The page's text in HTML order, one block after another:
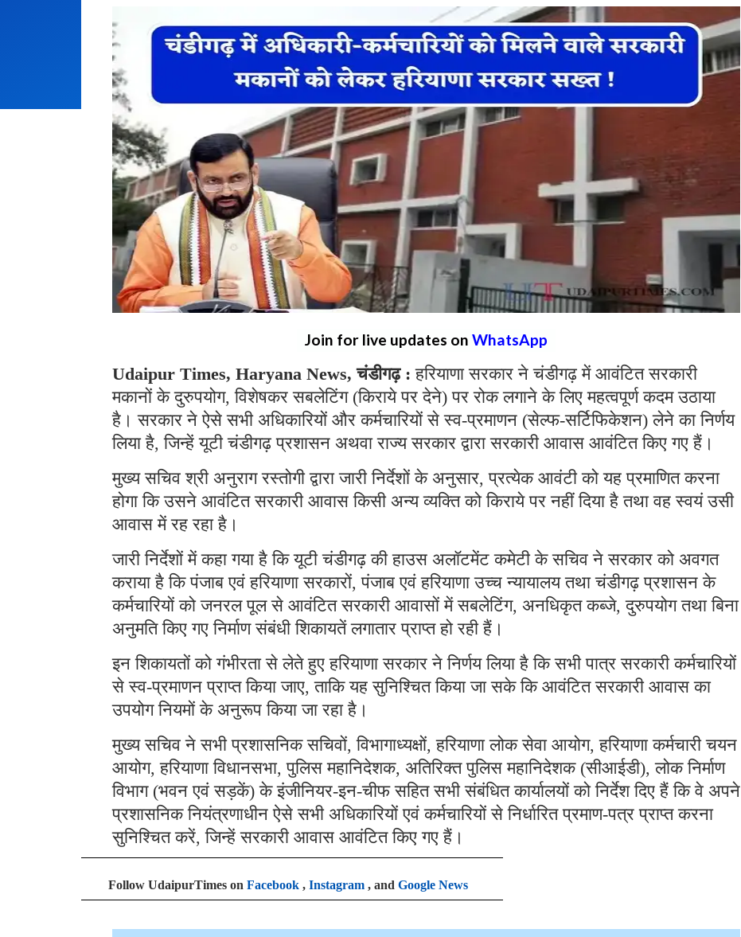
Join for live updates on WhatsApp
Udaipur Times, Haryana News, चंडीगढ़ :हरियाणा सरकार ने चंडीगढ़ में आवंटित सरकारी
मकानों के दुरुपयोग, विशेषकर सबलेटिंग (किराये पर देने) पर रोक लगाने के लिए महत्वपूर्ण कदम उठाया
है। सरकार ने ऐसे सभी अधिकारियों और कर्मचारियों से स्व-प्रमाणन (सेल्फ-सर्टिफिकेशन) लेने का निर्णय
लिया है, जिन्हें यूटी चंडीगढ़ प्रशासन अथवा राज्य सरकार द्वारा सरकारी आवास आवंटित किए गए हैं।
मुख्य सचिव श्री अनुराग रस्तोगी द्वारा जारी निर्देशों के अनुसार, प्रत्येक आवंटी को यह प्रमाणित करना
होगा कि उसने आवंटित सरकारी आवास किसी अन्य व्यक्ति को किराये पर नहीं दिया है तथा वह स्वयं उसी
आवास में रह रहा है।
जारी निर्देशों में कहा गया है कि यूटी चंडीगढ़ की हाउस अलॉटमेंट कमेटी के सचिव ने सरकार को अवगत
कराया है कि पंजाब एवं हरियाणा सरकारों, पंजाब एवं हरियाणा उच्च न्यायालय तथा चंडीगढ़ प्रशासन के
कर्मचारियों को जनरल पूल से आवंटित सरकारी आवासों में सबलेटिंग, अनधिकृत कब्जे, दुरुपयोग तथा बिना
अनुमति किए गए निर्माण संबंधी शिकायतें लगातार प्राप्त हो रही हैं।
इन शिकायतों को गंभीरता से लेते हुए हरियाणा सरकार ने निर्णय लिया है कि सभी पात्र सरकारी कर्मचारियों
से स्व-प्रमाणन प्राप्त किया जाए, ताकि यह सुनिश्चित किया जा सके कि आवंटित सरकारी आवास का
उपयोग नियमों के अनुरूप किया जा रहा है।
मुख्य सचिव ने सभी प्रशासनिक सचिवों, विभागाध्यक्षों, हरियाणा लोक सेवा आयोग, हरियाणा कर्मचारी चयन
आयोग, हरियाणा विधानसभा, पुलिस महानिदेशक, अतिरिक्त पुलिस महानिदेशक (सीआईडी), लोक निर्माण
विभाग (भवन एवं सड़कें) के इंजीनियर-इन-चीफ सहित सभी संबंधित कार्यालयों को निर्देश दिए हैं कि वे अपने
प्रशासनिक नियंत्रणाधीन ऐसे सभी अधिकारियों एवं कर्मचारियों से निर्धारित प्रमाण-पत्र प्राप्त करना
सुनिश्चित करें, जिन्हें सरकारी आवास आवंटित किए गए हैं।
Follow UdaipurTimes on Facebook , Instagram , and Google News